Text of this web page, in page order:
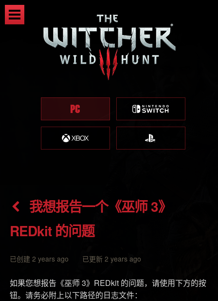
我想报告一个《巫师 3》
REDkit 的问题
已创建 2 years ago 已更新 2 years ago
如果您想报告《巫师 3》REDkit 的问题，请使用下方的按
钮。请务必附上以下路径的日志文件：